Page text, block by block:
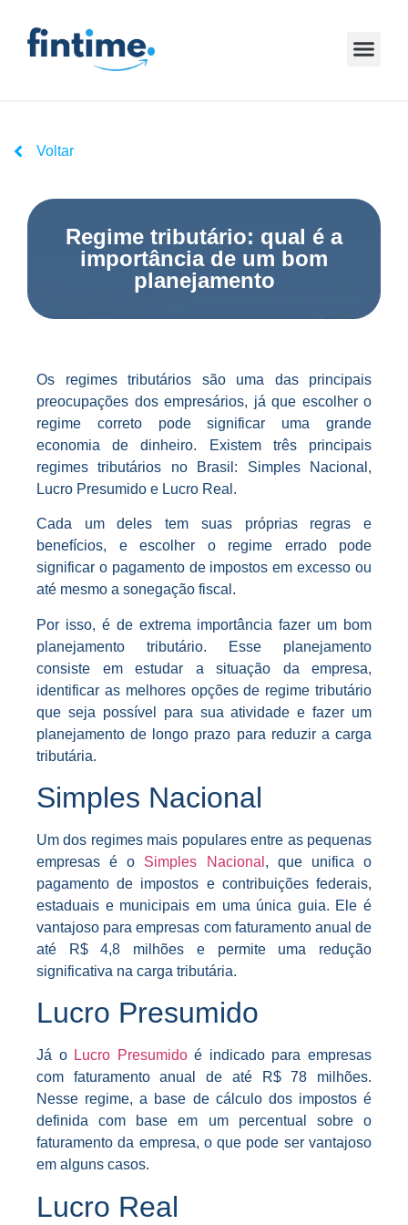
Voltar
Regime tributário: qual é a
importância de um bom
planejamento
Os regimes tributários são uma das principais
preocupações dos empresários, já que escolher o
regime correto pode significar uma grande
economia de dinheiro. Existem três principais
regimes tributários no Brasil: Simples Nacional,
Lucro Presumido e Lucro Real.
Cada um deles tem suas próprias regras e
benefícios, e escolher o regime errado pode
significar o pagamento de impostos em excesso ou
até mesmo a sonegação fiscal.
Por isso, é de extrema importância fazer um bom
planejamento tributário. Esse planejamento
consiste em estudar a situação da empresa,
identificar as melhores opções de regime tributário
que seja possível para sua atividade e fazer um
planejamento de longo prazo para reduzir a carga
tributária.
Simples Nacional
Um dos regimes mais populares entre as pequenas
empresas é o Simples Nacional , que unifica o
pagamento de impostos e contribuições federais,
estaduais e municipais em uma única guia. Ele é
vantajoso para empresas com faturamento anual de
até R$ 4,8 milhões e permite uma redução
significativa na carga tributária.
Lucro Presumido
Já o Lucro Presumidoé indicado para empresas
com faturamento anual de até R$ 78 milhões.
Nesse regime, a base de cálculo dos impostos é
definida com base em um percentual sobre o
faturamento da empresa, o que pode ser vantajoso
em alguns casos.
Lucro Real